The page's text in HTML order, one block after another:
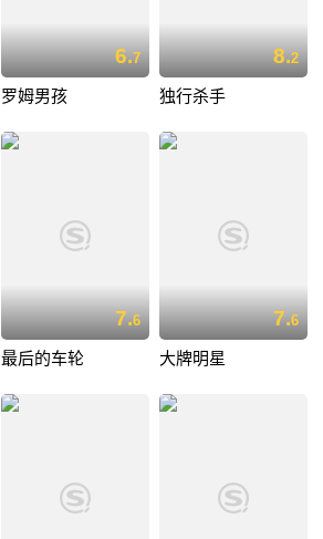
6.7
罗姆男孩
8.2
独行杀手
7.6
最后的车轮
7.6
大牌明星